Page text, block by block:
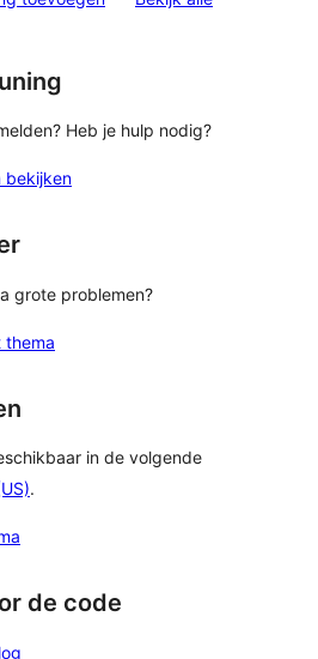
Heb je hulp nodig?
bekijken
grote problemen?
thema
in de volgende
.
de code